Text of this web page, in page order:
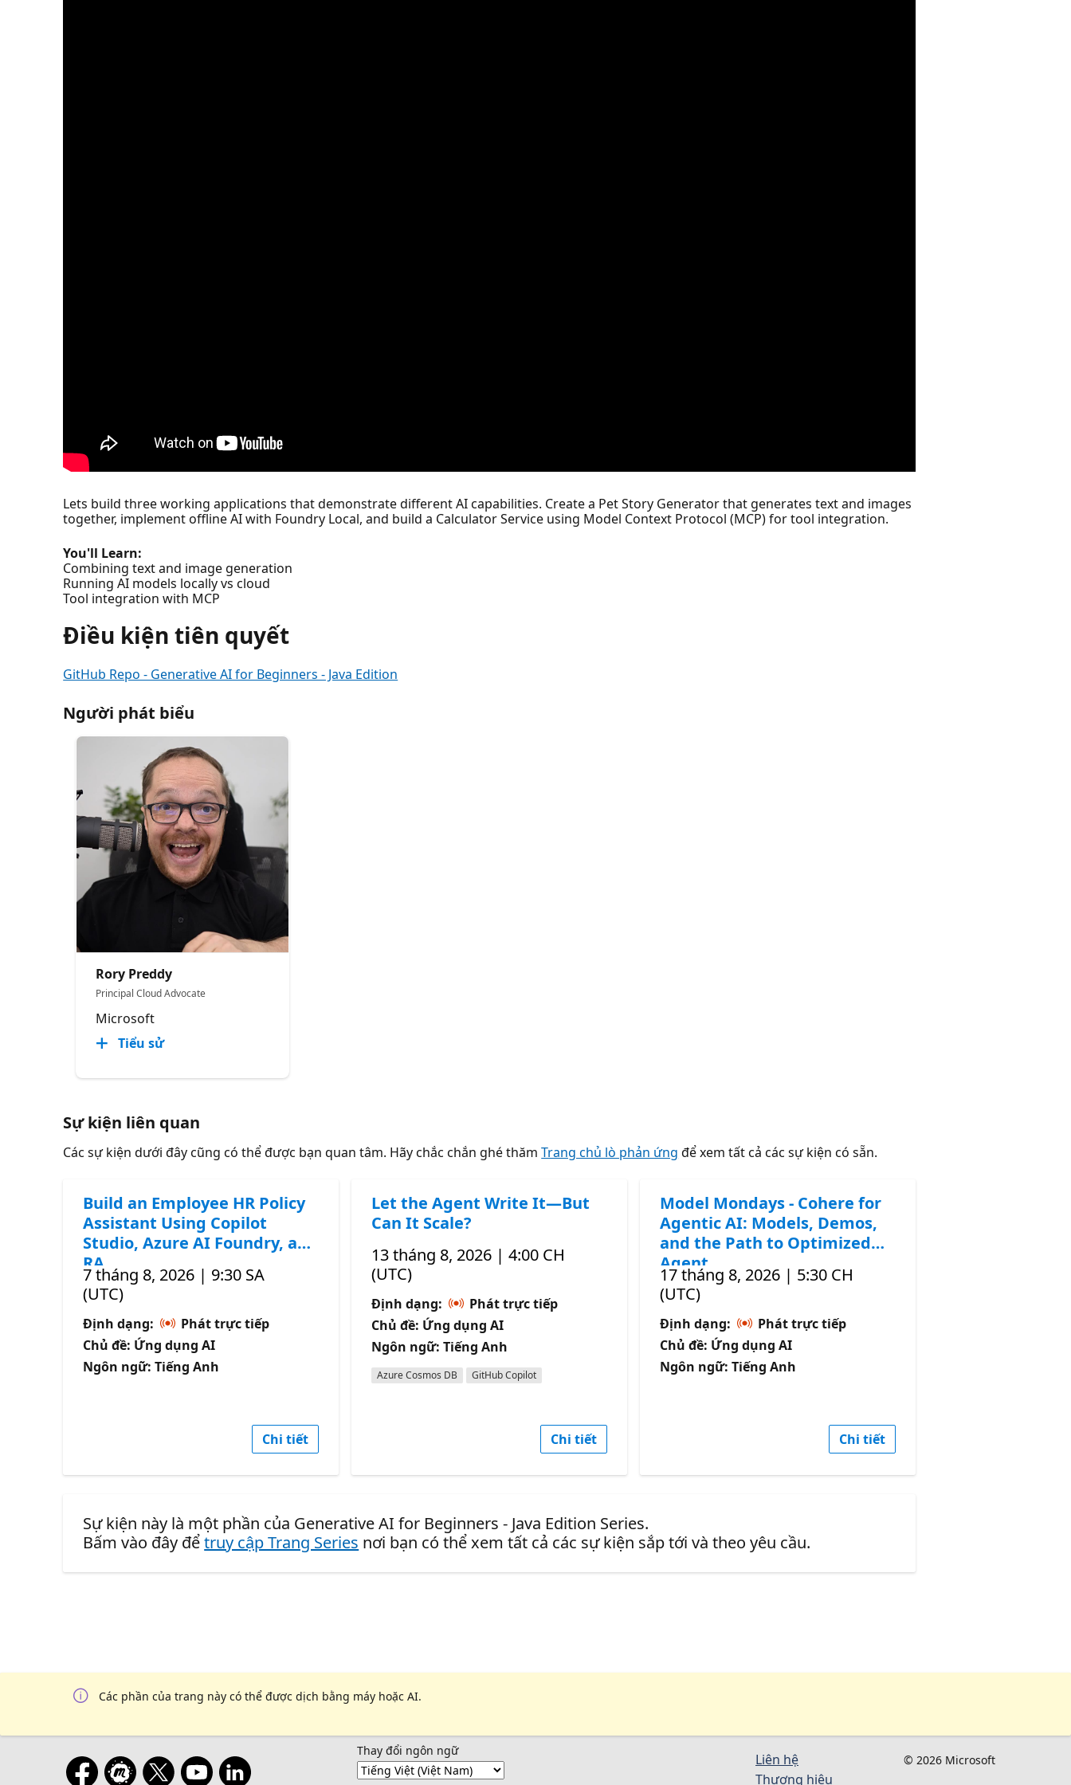
Lets build three working applications that demonstrate different AI capabilities. Create a Pet Story Generator that generates text and images
together, implement offline AI with Foundry Local, and build a Calculator Service using Model Context Protocol (MCP) for tool integration.
You'll Learn:
Combining text and image generation
Running AI models locally vs cloud
Tool integration with MCP
Điều kiện tiên quyết
GitHub Repo - Generative AI for Beginners - Java Edition
Người phát biểu
Rory Preddy
Principal Cloud Advocate
Microsoft
Tiểu sử
Sự kiện liên quan
Các sự kiện dưới đây cũng có thể được bạn quan tâm. Hãy chắc chắn ghé thămTrang chủ lò phản ứng để xem tất cả các sự kiện có sẵn.
Build an Employee HR Policy
Assistant Using Copilot
Studio, Azure AI Foundry, and
RA
7 tháng 8, 2026 | 9:30 SA
(UTC)
Định dạng:
Phát trực tiếp
Chủ đề: Ứng dụng AI
Ngôn ngữ: Tiếng Anh
Chi tiết
Let the Agent Write It—But
Can It Scale?
13 tháng 8, 2026 | 4:00 CH
(UTC)
Định dạng:
Phát trực tiếp
Chủ đề: Ứng dụng AI
Ngôn ngữ: Tiếng Anh
Azure Cosmos DB GitHub Copilot
Chi tiết
Model Mondays - Cohere for
Agentic AI: Models, Demos,
and the Path to Optimized
Agent
17 tháng 8, 2026 | 5:30 CH
(UTC)
Định dạng:
Phát trực tiếp
Chủ đề: Ứng dụng AI
Ngôn ngữ: Tiếng Anh
Chi tiết
Sự kiện này là một phần của Generative AI for Beginners - Java Edition Series.
Bấm vào đây đểtruy cập Trang Series nơi bạn có thể xem tất cả các sự kiện sắp tới và theo yêu cầu.
Các phần của trang này có thể được dịch bằng máy hoặc AI.
Thay đổi ngôn ngữ
Liên hệ
Thương hiệu
© 2026 Microsoft